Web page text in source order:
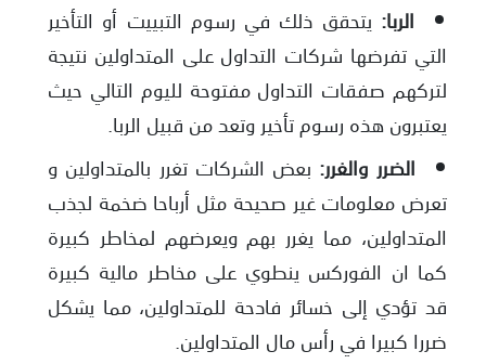
الربا: يتحقق ذلك في رسوم التبييت أو التأخير
التي تفرضها شركات التداول على المتداولين نتيجة
لتركهم صفقات التداول مفتوحة لليوم التالي حيث
يعتبرون هذه رسوم تأخير وتعد من قبيل الربا.
الضرر والغرر: بعض الشركات تغرر بالمتداولين و
تعرض معلومات غير صحيحة مثل أرباحا ضخمة لجذب
المتداولين، مما يغرر بهم ويعرضهم لمخاطر كبيرة
كما ان الفوركس ينطوي على مخاطر مالية كبيرة
قد تؤدي إلى خسائر فادحة للمتداولين، مما يشكل
ضررا كبيرا في رأس مال المتداولين.